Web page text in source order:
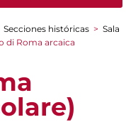
Secciones históricas > Sala
di Roma arcaica